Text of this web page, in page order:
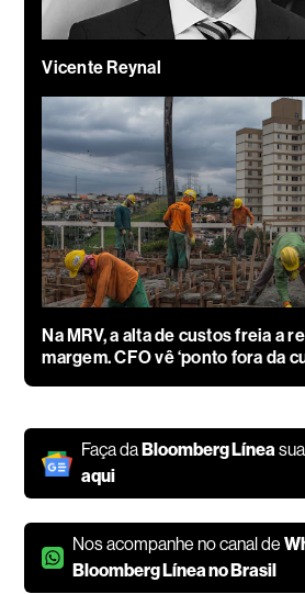
Vicente Reynal
Na MRV, a alta de custos freia a
margem. CFO vê ‘ponto fora da
Faça daBloomberg Línea
aqui
Nos acompanhe no canal de
Bloomberg Línea no Brasil